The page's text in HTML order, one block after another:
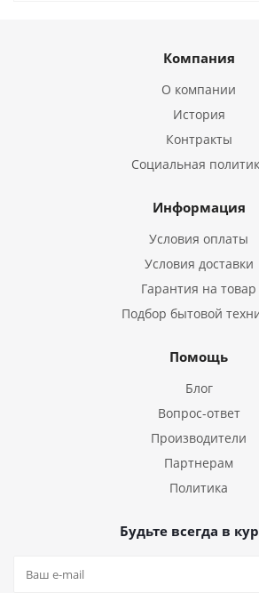
Компания
О компании
История
Контракты
Социальная
Информация
Условия оплаты
Условия доставки
Гарантия на товар
Подбор бытовой
Помощь
Блог
Вопрос-ответ
Производители
Партнерам
Политика
Будьте всегда в